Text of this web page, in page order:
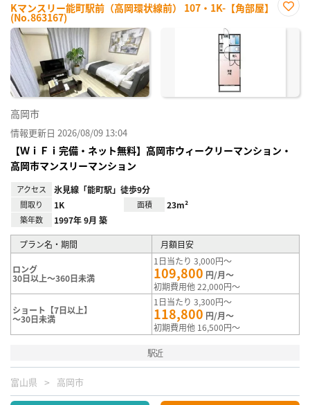
Kマンスリー能町駅前（高岡環状線前） 107・1K-【角部屋】
(No.863167)
に入
高岡市
情報更新日 2026/08/09 13:04
【ＷｉＦｉ完備・ネット無料】高岡市ウィークリーマンション・
高岡市マンスリーマンション
アクセス 氷見線「能町駅」徒歩9分
間取り 1K 面積 23m²
築年数 1997年 9月 築
プラン名・期間 月額目安
ロング
30日以上～360日未満
1日当たり 3,000円～
109,800 円/月～
初期費用他 22,000円～
ショート【7日以上】
～30日未満
1日当たり 3,300円～
118,800 円/月～
初期費用他 16,500円～
駅近
富山県 高岡市